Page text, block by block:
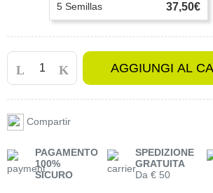
5 Semillas 37,50€
AGGIUNGI AL
Compartir
PAGAMENTO
100%
SICURO
SPEDIZIONE
GRATUITA
Da € 50